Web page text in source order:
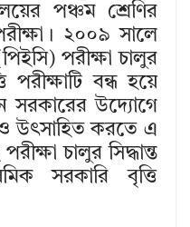
পঞ্চম শ্রেণির
২০০৯ সালে
পরীক্ষা চালুর
পরীক্ষাটি বন্ধ হয়ে
সরকারের উদ্যোগে
ও উৎসাহিত করতে এ
চালুর সিদ্ধান্ত
সরকারি বৃত্তি